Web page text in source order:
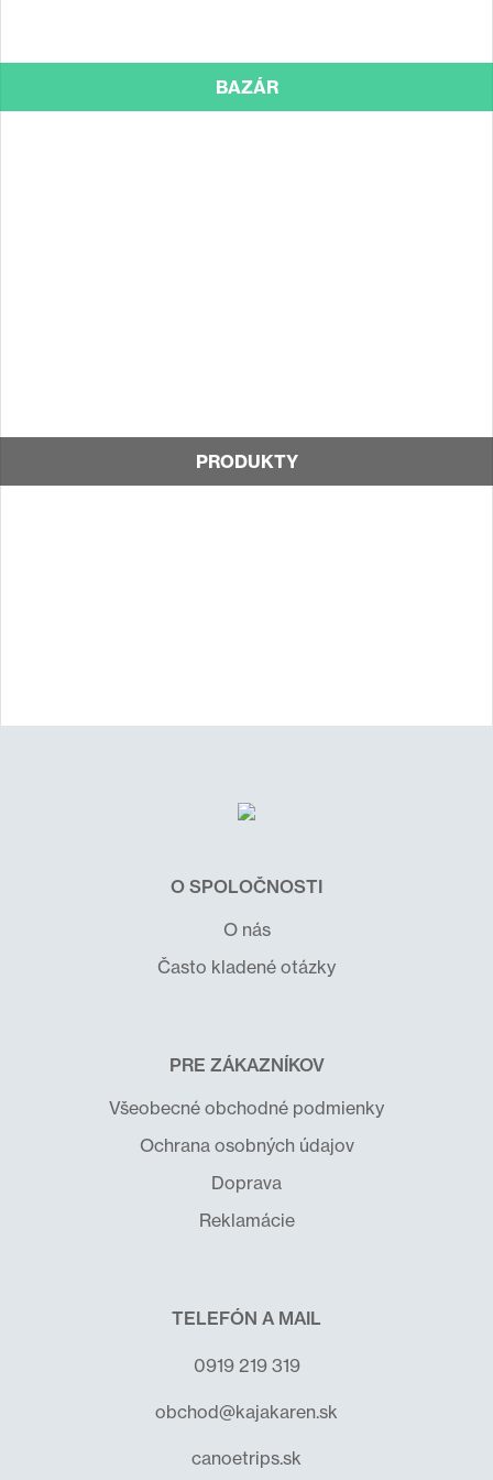
BAZÁR
PRODUKTY
O SPOLOČNOSTI
O nás
Často kladené otázky
PRE ZÁKAZNÍKOV
Všeobecné obchodné podmienky
Ochrana osobných údajov
Doprava
Reklamácie
TELEFÓN A MAIL
0919 219 319
obchod@kajakaren.sk
canoetrips.sk